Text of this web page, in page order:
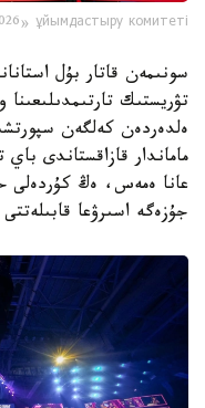
ұйымдастыру комитеті
سونىمەن قاتار بۇل
تۋريستىك
ەلدەردەن كەلگەن
ماماندار قازاقستاندى
عانا ەمەس، ەڭ كۇردەلى
جۇزەگە اسىرۋعا